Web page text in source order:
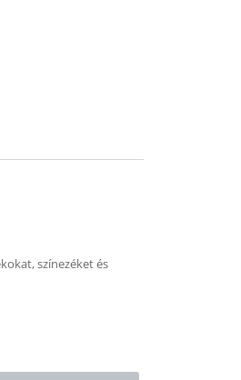
színezéket és